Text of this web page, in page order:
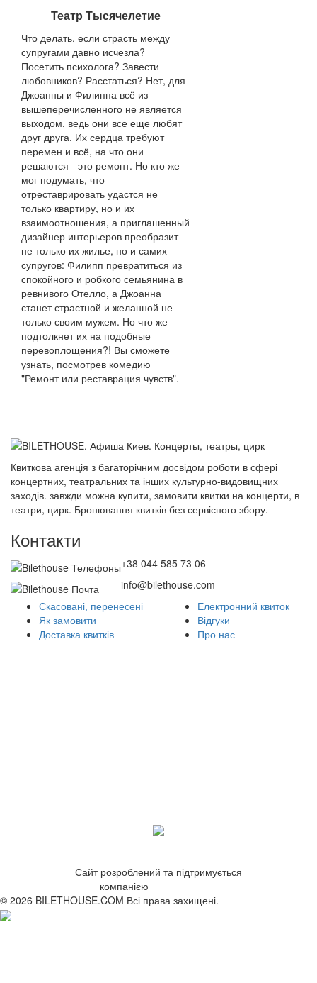
Театр Тысячелетие
Что делать, если страсть между
супругами давно исчезла?
Посетить психолога? Завести
любовников? Расстаться? Нет, для
Джоанны и Филиппа всё из
вышеперечисленного не является
выходом, ведь они все еще любят
друг друга. Их сердца требуют
перемен и всё, на что они
решаются - это ремонт. Но кто же
мог подумать, что
отреставрировать удастся не
только квартиру, но и их
взаимоотношения, а приглашенный
дизайнер интерьеров преобразит
не только их жилье, но и самих
супругов: Филипп превратиться из
спокойного и робкого семьянина в
ревнивого Отелло, а Джоанна
станет страстной и желанной не
только своим мужем. Но что же
подтолкнет их на подобные
перевоплощения?! Вы сможете
узнать, посмотрев комедию
"Ремонт или реставрация чувств".
Квиткова агенція з багаторічним досвідом роботи в сфері
концертних, театральних та інших культурно-видовищних
заходів. завжди можна купити, замовити квитки на концерти, в
театри, цирк. Бронювання квитків без сервісного збору.
Контакти
+38 044 585 73 06
info@bilethouse.com
Скасовані, перенесені
Як замовити
Доставка квитків
Електронний квиток
Відгуки
Про нас
Сайт розроблений та підтримується
компанією
© 2026 BILETHOUSE.COM Всі права захищені.